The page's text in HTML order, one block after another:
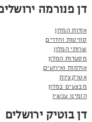
דן פנורמה
אודות המלון
סוויטות וחדרים
שרותי המלון
מסעדות המלון
אולמות ואירועים
אטרקציות
מבצעים במלון
הזמינו עכשיו
דן בוטיק ירושלים